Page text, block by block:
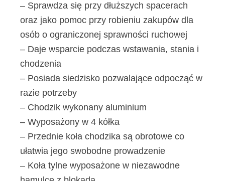
– Sprawdza się przy dłuższych spacerach
oraz jako pomoc przy robieniu zakupów dla
osób o ograniczonej sprawności ruchowej
– Daje wsparcie podczas wstawania, stania i
chodzenia
– Posiada siedzisko pozwalające odpocząć w
razie potrzeby
– Chodzik wykonany aluminium
– Wyposażony w 4 kółka
– Przednie koła chodzika są obrotowe co
ułatwia jego swobodne prowadzenie
– Koła tylne wyposażone w niezawodne